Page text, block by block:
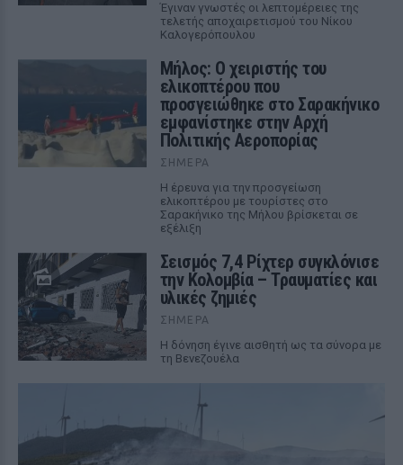
Έγιναν γνωστές οι λεπτομέρειες της
τελετής αποχαιρετισμού του Νίκου
Καλογερόπουλου
Μήλος: Ο χειριστής του
ελικοπτέρου που
προσγειώθηκε στο Σαρακήνικο
εμφανίστηκε στην Αρχή
Πολιτικής Αεροπορίας
ΣΉΜΕΡΑ
Η έρευνα για την προσγείωση
ελικοπτέρου με τουρίστες στο
Σαρακήνικο της Μήλου βρίσκεται σε
εξέλιξη
Σεισμός 7,4 Ρίχτερ συγκλόνισε
την Κολομβία – Τραυματίες και
υλικές ζημιές
ΣΉΜΕΡΑ
Η δόνηση έγινε αισθητή ως τα σύνορα με
τη Βενεζουέλα